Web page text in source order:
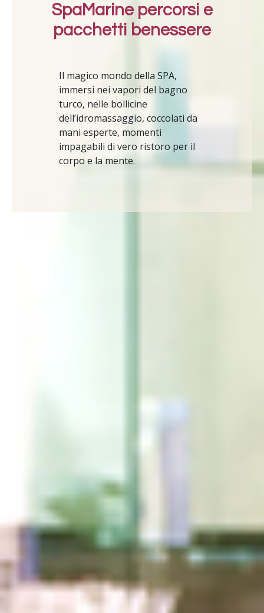
SpaMarine percorsi e
pacchetti benessere
Il magico mondo della SPA,
immersi nei vapori del bagno
turco, nelle bollicine
dell’idromassaggio, coccolati da
mani esperte, momenti
impagabili di vero ristoro per il
corpo e la mente.